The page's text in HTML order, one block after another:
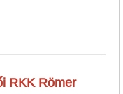
RKK Römer